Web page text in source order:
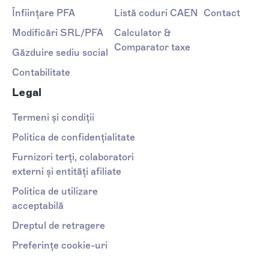
Înființare PFA
Modificări SRL/PFA
Găzduire sediu social
Contabilitate
Listă coduri CAEN
Calculator &
Comparator taxe
Contact
Legal
Termeni și condiții
Politica de confidențialitate
Furnizori terți, colaboratori
externi și entități afiliate
Politica de utilizare
acceptabilă
Dreptul de retragere
Preferințe cookie-uri